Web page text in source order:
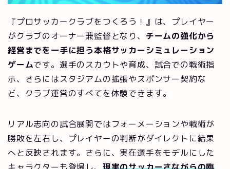
『プロサッカークラブをつくろう！』は、プレイヤー
がクラブのオーナー兼監督となり、 チームの強化から
経営までを一手に担う本格サッカーシミュレーション
ゲームです。選手のスカウトや育成、試合での戦術指
示、さらにはスタジアムの拡張やスポンサー契約な
ど、クラブ運営のすべてを体験できます。
リアル志向の試合展開ではフォーメーションや戦術が
勝敗を左右し、プレイヤーの判断がダイレクトに結果
へと反映されます。さらに、実在選手をモデルにした